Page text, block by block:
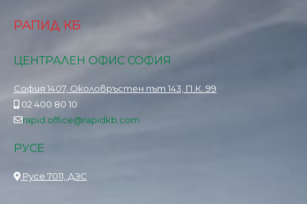
РАПИД КБ
ЦЕНТРАЛЕН ОФИС СОФИЯ
София 1407, Околовръстен път 143, П.К. 99
02 400 80 10
rapid.office@rapidkb.com
РУСЕ
Русе 7011, ДЗС